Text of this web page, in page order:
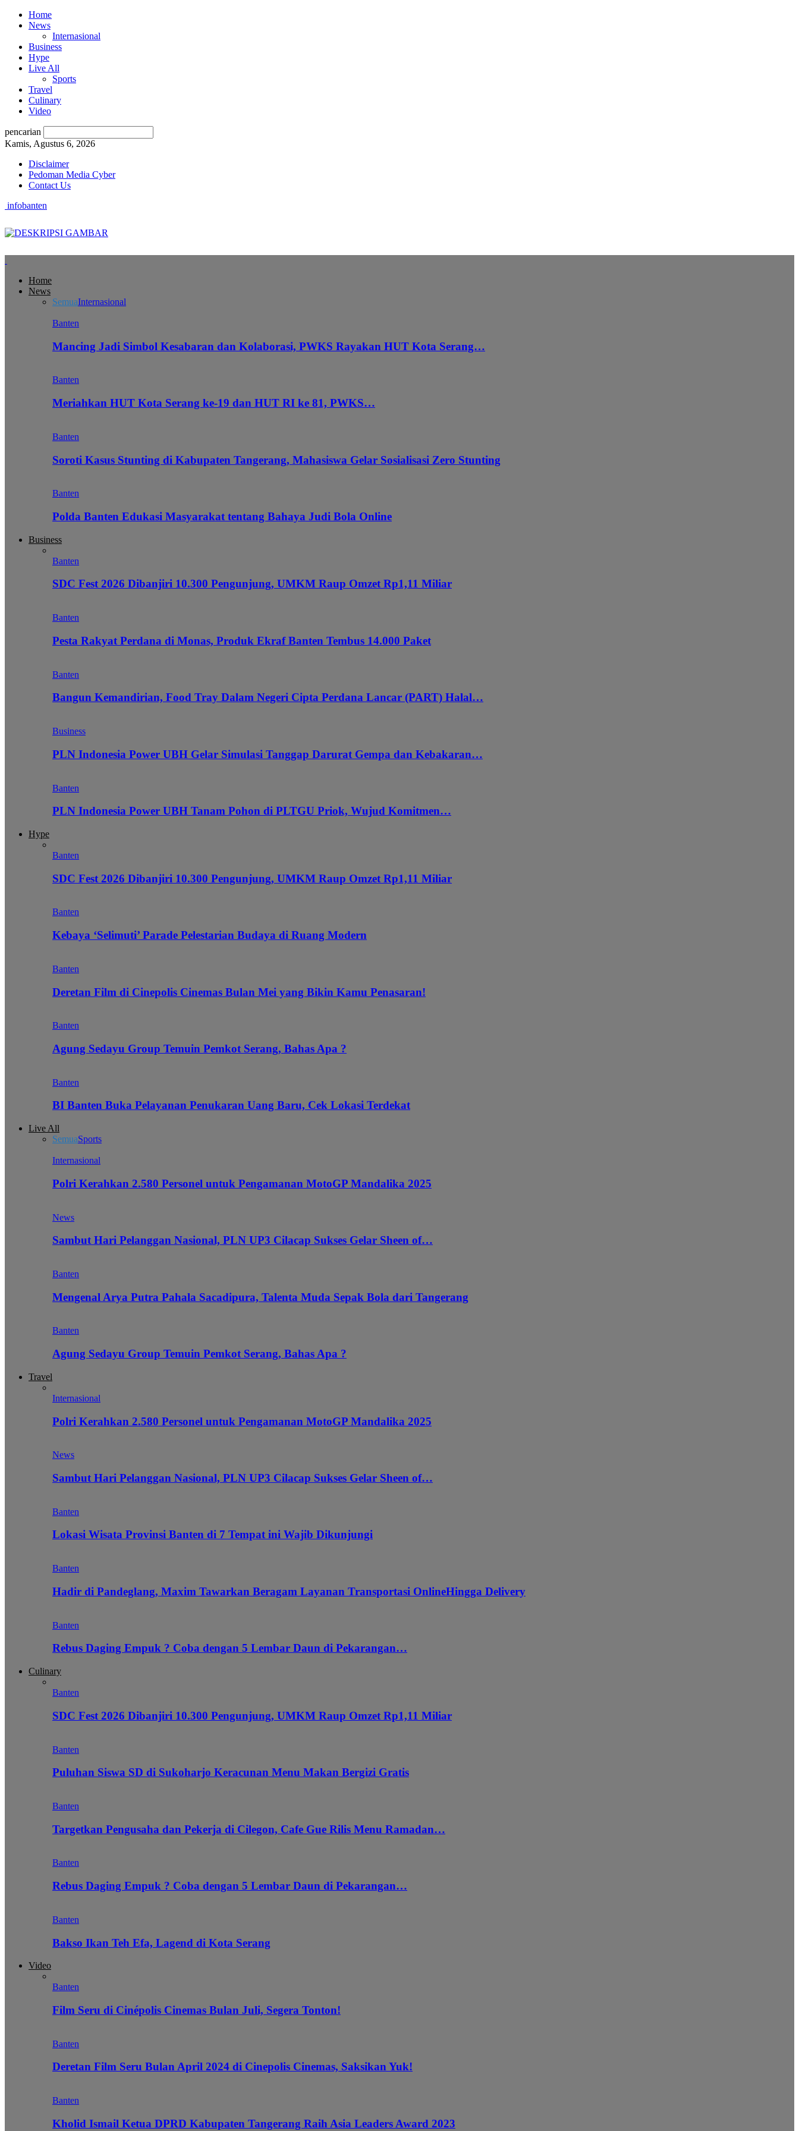
Home
News
Internasional
Business
Hype
Live All
Sports
Travel
Culinary
Video
pencarian
Kamis, Agustus 6, 2026
Disclaimer
Pedoman Media Cyber
Contact Us
infobanten
Home
News
SemuaInternasional
Banten
Mancing Jadi Simbol Kesabaran dan Kolaborasi, PWKS Rayakan HUT Kota Serang…
Banten
Meriahkan HUT Kota Serang ke-19 dan HUT RI ke 81, PWKS…
Banten
Soroti Kasus Stunting di Kabupaten Tangerang, Mahasiswa Gelar Sosialisasi Zero Stunting
Banten
Polda Banten Edukasi Masyarakat tentang Bahaya Judi Bola Online
Business
Banten
SDC Fest 2026 Dibanjiri 10.300 Pengunjung, UMKM Raup Omzet Rp1,11 Miliar
Banten
Pesta Rakyat Perdana di Monas, Produk Ekraf Banten Tembus 14.000 Paket
Banten
Bangun Kemandirian, Food Tray Dalam Negeri Cipta Perdana Lancar (PART) Halal…
Business
PLN Indonesia Power UBH Gelar Simulasi Tanggap Darurat Gempa dan Kebakaran…
Banten
PLN Indonesia Power UBH Tanam Pohon di PLTGU Priok, Wujud Komitmen…
Hype
Banten
SDC Fest 2026 Dibanjiri 10.300 Pengunjung, UMKM Raup Omzet Rp1,11 Miliar
Banten
Kebaya ‘Selimuti’ Parade Pelestarian Budaya di Ruang Modern
Banten
Deretan Film di Cinepolis Cinemas Bulan Mei yang Bikin Kamu Penasaran!
Banten
Agung Sedayu Group Temuin Pemkot Serang, Bahas Apa ?
Banten
BI Banten Buka Pelayanan Penukaran Uang Baru, Cek Lokasi Terdekat
Live All
SemuaSports
Internasional
Polri Kerahkan 2.580 Personel untuk Pengamanan MotoGP Mandalika 2025
News
Sambut Hari Pelanggan Nasional, PLN UP3 Cilacap Sukses Gelar Sheen of…
Banten
Mengenal Arya Putra Pahala Sacadipura, Talenta Muda Sepak Bola dari Tangerang
Banten
Agung Sedayu Group Temuin Pemkot Serang, Bahas Apa ?
Travel
Internasional
Polri Kerahkan 2.580 Personel untuk Pengamanan MotoGP Mandalika 2025
News
Sambut Hari Pelanggan Nasional, PLN UP3 Cilacap Sukses Gelar Sheen of…
Banten
Lokasi Wisata Provinsi Banten di 7 Tempat ini Wajib Dikunjungi
Banten
Hadir di Pandeglang, Maxim Tawarkan Beragam Layanan Transportasi OnlineHingga Delivery
Banten
Rebus Daging Empuk ? Coba dengan 5 Lembar Daun di Pekarangan…
Culinary
Banten
SDC Fest 2026 Dibanjiri 10.300 Pengunjung, UMKM Raup Omzet Rp1,11 Miliar
Banten
Puluhan Siswa SD di Sukoharjo Keracunan Menu Makan Bergizi Gratis
Banten
Targetkan Pengusaha dan Pekerja di Cilegon, Cafe Gue Rilis Menu Ramadan…
Banten
Rebus Daging Empuk ? Coba dengan 5 Lembar Daun di Pekarangan…
Banten
Bakso Ikan Teh Efa, Lagend di Kota Serang
Video
Banten
Film Seru di Cinépolis Cinemas Bulan Juli, Segera Tonton!
Banten
Deretan Film Seru Bulan April 2024 di Cinepolis Cinemas, Saksikan Yuk!
Banten
Kholid Ismail Ketua DPRD Kabupaten Tangerang Raih Asia Leaders Award 2023